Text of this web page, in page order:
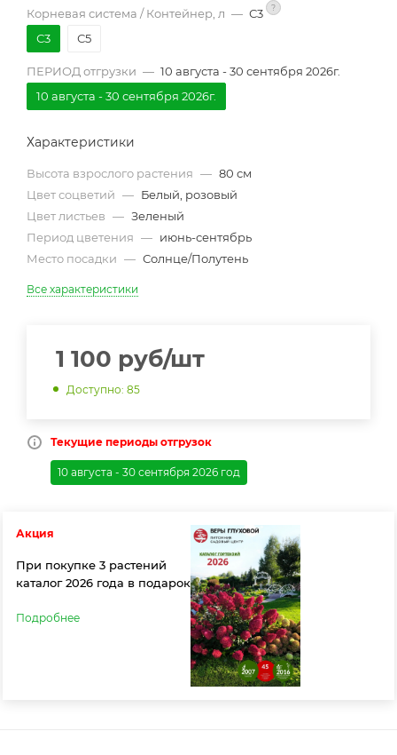
Корневая система / Контейнер, л — С3 ?
С3 С5
ПЕРИОД отгрузки — 10 августа - 30 сентября 2026г.
10 августа - 30 сентября 2026г.
Характеристики
Высота взрослого растения — 80 см
Цвет соцветий — Белый, розовый
Цвет листьев — Зеленый
Период цветения — июнь-сентябрь
Место посадки — Солнце/Полутень
Все характеристики
1 100 руб/шт
Доступно: 85
Текущие периоды отгрузок
10 августа - 30 сентября 2026 год
Акция
При покупке 3 растений
каталог 2026 года в подарок
Подробнее